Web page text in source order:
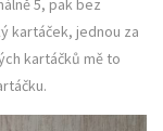
5, pak bez
kartáček, jednou za
kartáčků mě to